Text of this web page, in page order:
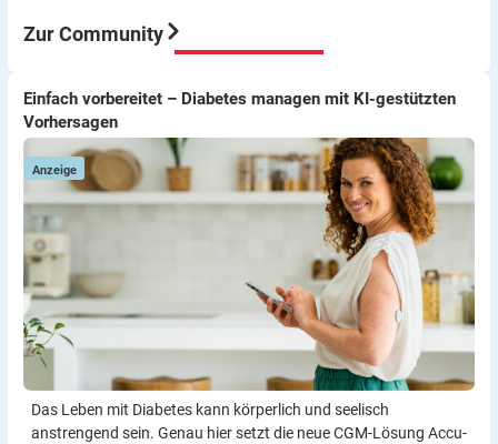
immer wieder so machen.
Zur Community
Einfach vorbereitet – Diabetes managen mit KI-gestützten
Vorhersagen
Einfach vorbereitet – Diabetes managen mit KI-gestützten
Vorhersagen
Anzeige
Das Leben mit Diabetes kann körperlich und seelisch
anstrengend sein. Genau hier setzt die neue CGM-Lösung Accu-